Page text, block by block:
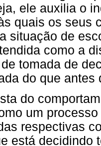
ele auxilia o
quais os seus
situação de
como a
tomada de
do que antes
do
um
respectivas
está decidindo